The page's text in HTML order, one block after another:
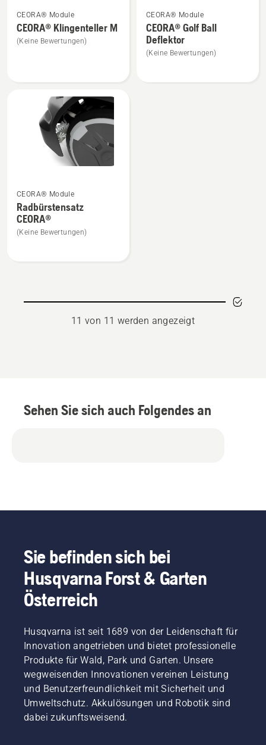
Details
zu
CEORA®
CEORA® Module
CEORA® Klingenteller M
(Keine Bewertungen)
Details
zu
CEORA®
Golf
CEORA® Module
CEORA® Golf Ball
Deflektor
(Keine Bewertungen)
Details
zu
Radbürstensatz
CEORA®
CEORA® Module
Radbürstensatz
CEORA®
(Keine Bewertungen)
11 von 11 werden angezeigt
Sehen Sie sich auch Folgendes an
Sie befinden sich bei
Husqvarna Forst & Garten
Österreich
Husqvarna ist seit 1689 von der Leidenschaft für
Innovation angetrieben und bietet professionelle
Produkte für Wald, Park und Garten. Unsere
wegweisenden Innovationen vereinen Leistung
und Benutzerfreundlichkeit mit Sicherheit und
Umweltschutz. Akkulösungen und Robotik sind
dabei zukunftsweisend.